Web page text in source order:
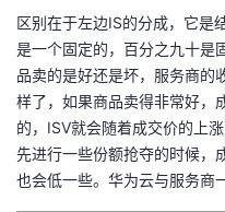
区别在于左边IS的分成，它是
是一个固定的，百分之九十是
品卖的是好还是坏，服务商的
样了，如果商品卖得非常好，
的，ISV就会随着成交价的上
先进行一些份额抢夺的时候，
也会低一些。华为云与服务商